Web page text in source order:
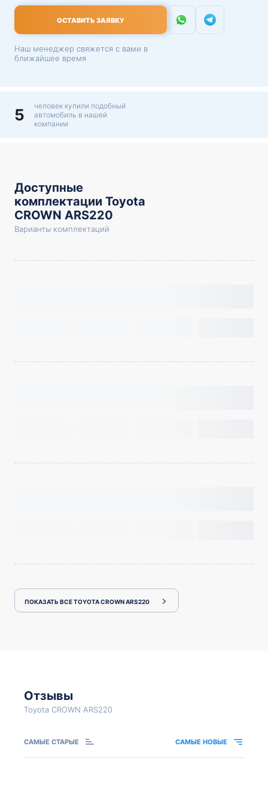
ОСТАВИТЬ ЗАЯВКУ
Наш менеджер свяжется с вами в
ближайшее время
5
человек купили подобный
автомобиль в нашей
компании
Доступные
комплектации Toyota
CROWN ARS220
Варианты комплектаций
ПОКАЗАТЬ ВСЕ TOYOTA CROWN ARS220
Отзывы
Toyota CROWN ARS220
САМЫЕ СТАРЫЕ САМЫЕ НОВЫЕ